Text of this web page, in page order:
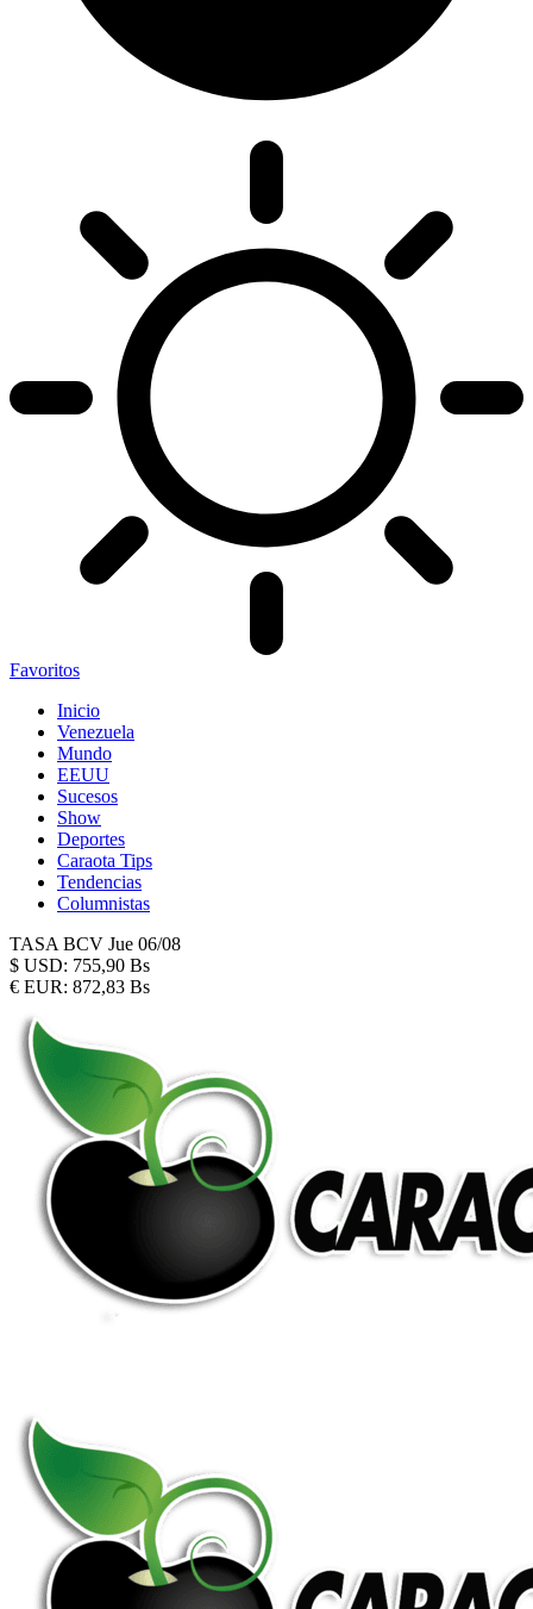
Favoritos
Inicio
Venezuela
Mundo
EEUU
Sucesos
Show
Deportes
Caraota Tips
Tendencias
Columnistas
TASA BCV Jue 06/08
$ USD: 755,90 Bs
€ EUR: 872,83 Bs